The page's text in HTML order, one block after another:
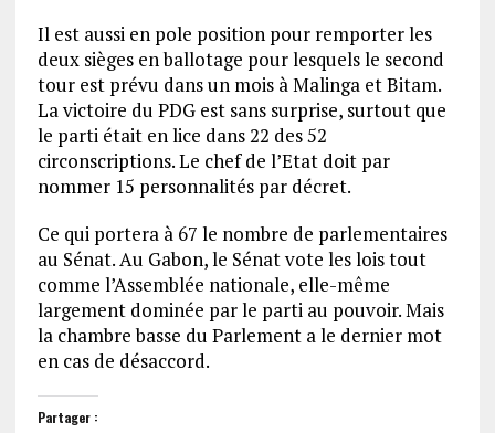
Il est aussi en pole position pour remporter les
deux sièges en ballotage pour lesquels le second
tour est prévu dans un mois à Malinga et Bitam.
La victoire du PDG est sans surprise, surtout que
le parti était en lice dans 22 des 52
circonscriptions. Le chef de l’Etat doit par
nommer 15 personnalités par décret.
Ce qui portera à 67 le nombre de parlementaires
au Sénat. Au Gabon, le Sénat vote les lois tout
comme l’Assemblée nationale, elle-même
largement dominée par le parti au pouvoir. Mais
la chambre basse du Parlement a le dernier mot
en cas de désaccord.
Partager :